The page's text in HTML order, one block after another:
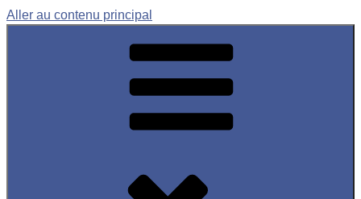
Aller au contenu principal